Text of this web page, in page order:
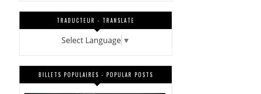
TRADUCTEUR - TRANSLATE
Select Language ▼
BILLETS POPULAIRES - POPULAR POSTS